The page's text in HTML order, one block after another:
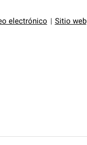
electrónico Sitio web